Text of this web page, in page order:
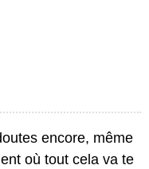
encore, même
où tout cela va te